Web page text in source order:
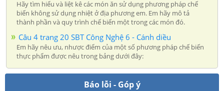
Hãy tìm hiểu và liệt kê các món ăn sử dụng phương pháp chế
biến không sử dụng nhiệt ở địa phương em. Em hãy mô tả
thành phần và quy trình chế biến một trong các món đó.
Câu 4 trang 20 SBT Công Nghệ 6 - Cánh diều
Em hãy nêu ưu, nhược điểm của một số phương pháp chế biến
thực phẩm được nêu trong bảng dưới đây:
Báo lỗi - Góp ý